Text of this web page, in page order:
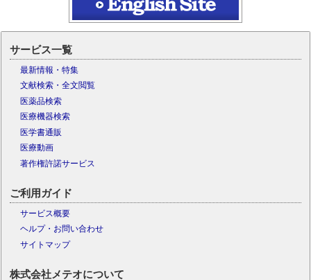
サービス一覧
最新情報・特集
文献検索・全文閲覧
医薬品検索
医療機器検索
医学書通販
医療動画
著作権許諾サービス
ご利用ガイド
サービス概要
ヘルプ・お問い合わせ
サイトマップ
株式会社メテオについて